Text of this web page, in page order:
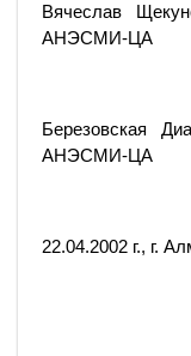
Вячеслав
АНЭСМИ-ЦА
Березовская
АНЭСМИ-ЦА
22.04.2002 г., г.